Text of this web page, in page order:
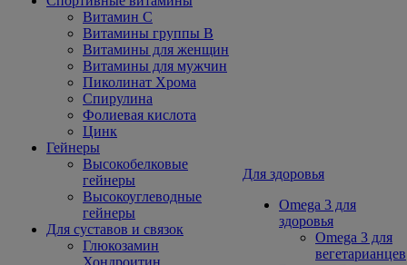
Витамин С
Витамины группы В
Витамины для женщин
Витамины для мужчин
Пиколинат Хрома
Спирулина
Фолиевая кислота
Цинк
Гейнеры
Высокобелковые
гейнеры
Высокоуглеводные
гейнеры
Для суставов и связок
Глюкозамин
Хондроитин
Для здоровья
Omega 3 для
здоровья
Omega 3 для
вегетарианцев